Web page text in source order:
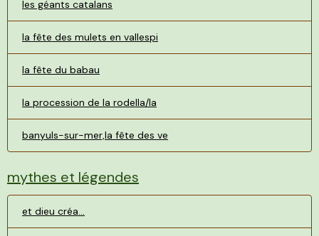
les géants catalans
la fête des mulets en vallespi
la fête du babau
la procession de la rodella/la
banyuls-sur-mer,la fête des ve
mythes et légendes
et dieu créa...